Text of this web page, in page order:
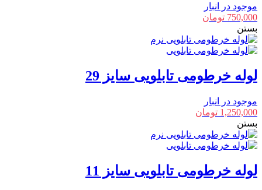
موجود در انبار
750,000 تومان
بستن
لوله خرطومی تابلویی سایز 29
موجود در انبار
1,250,000 تومان
بستن
لوله خرطومی تابلویی سایز 11